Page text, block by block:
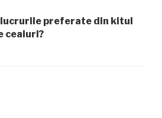
lucrurile preferate din kitul
ceaiuri?